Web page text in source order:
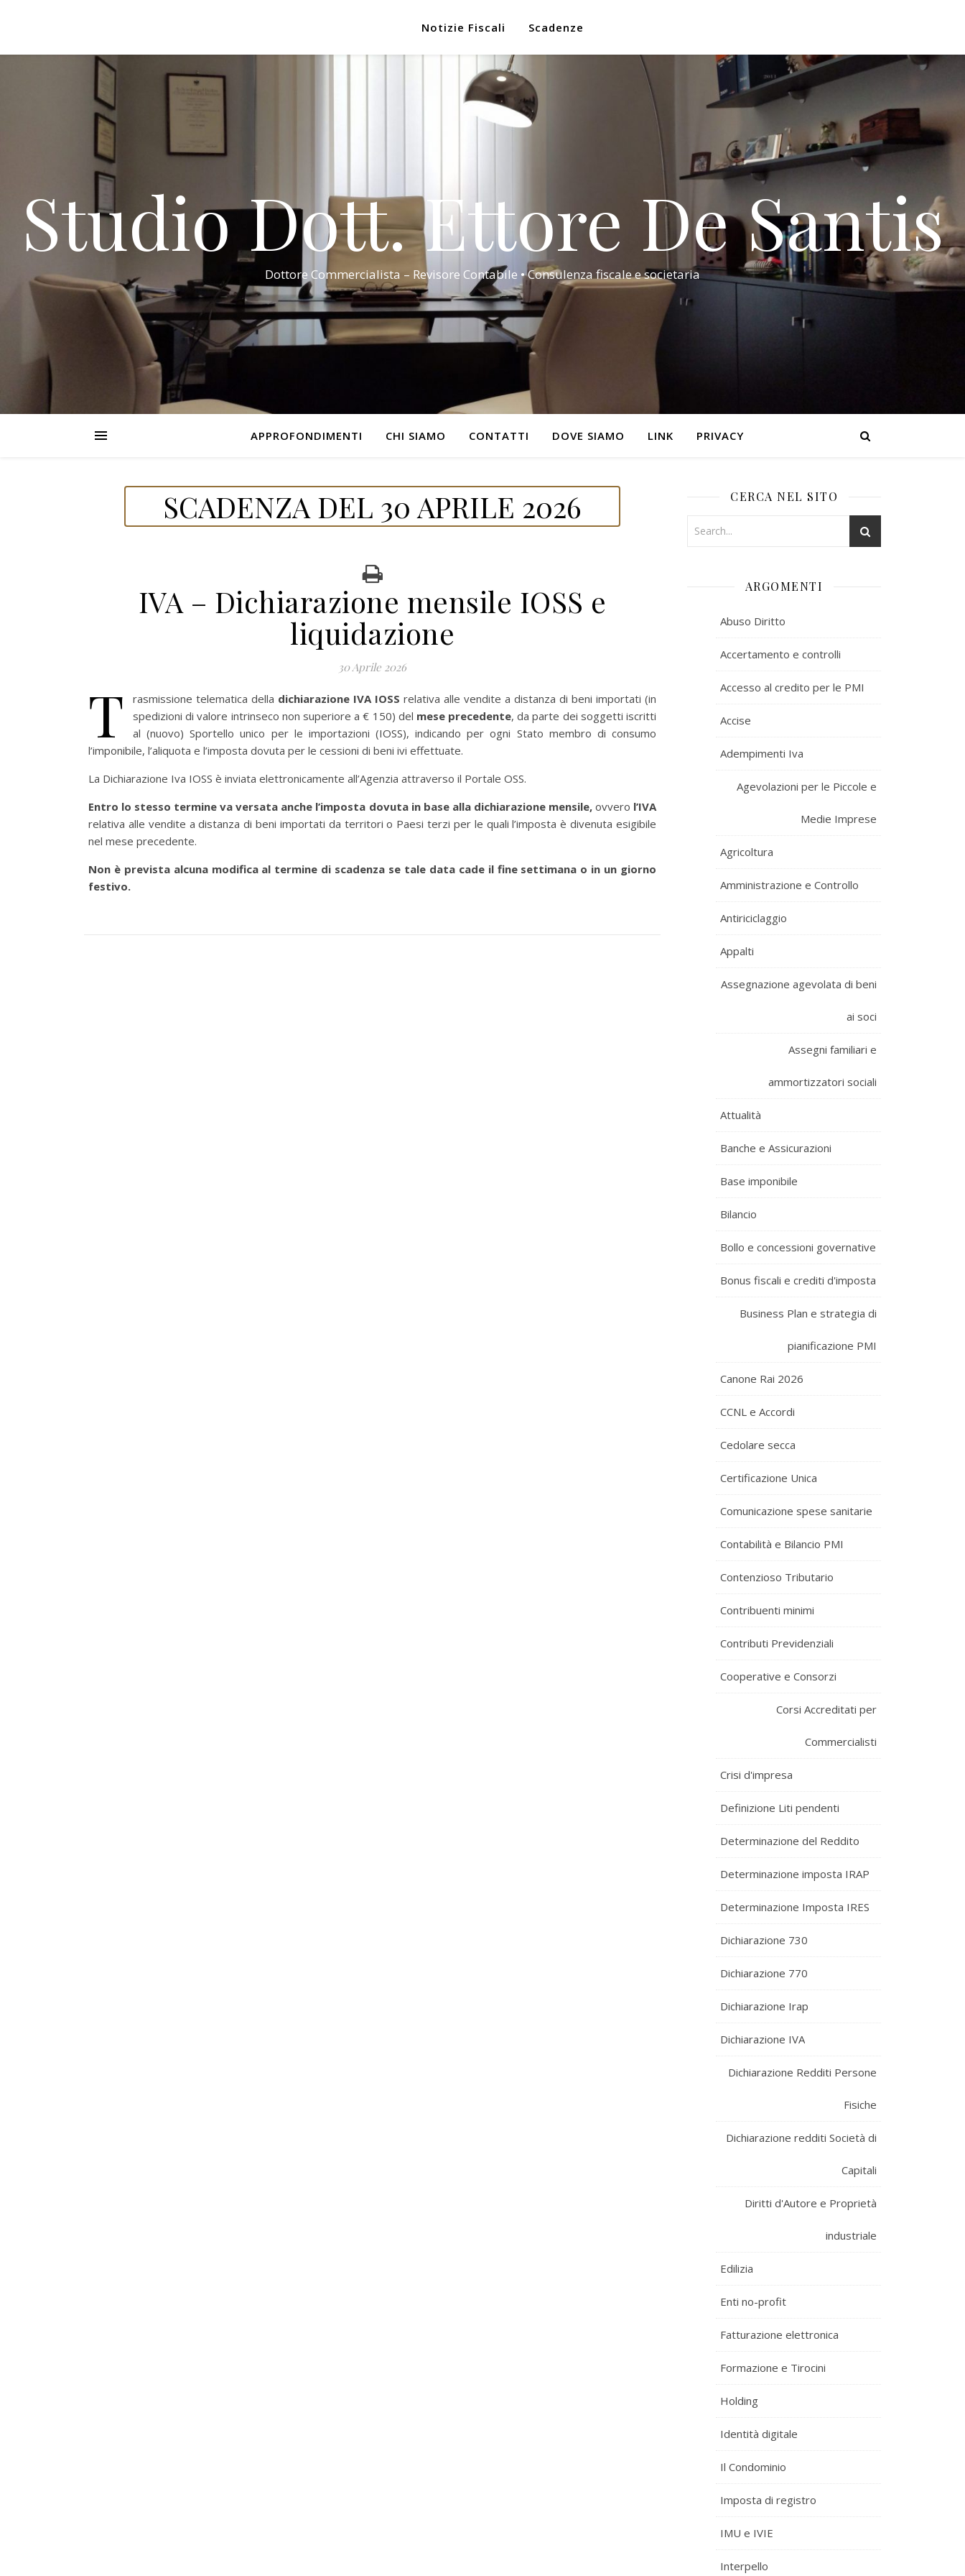
Notizie Fiscali Scadenze
Studio Dott. Ettore De Santis
Dottore Commercialista – Revisore Contabile • Consulenza fiscale e societaria
APPROFONDIMENTI CHI SIAMO CONTATTI DOVE SIAMO LINK PRIVACY
SCADENZA DEL 30 APRILE 2026
IVA – Dichiarazione mensile IOSS e
liquidazione
30 Aprile 2026
T rasmissione telematica della dichiarazione IVA IOSS relativa alle vendite a distanza di beni importati (in
spedizioni di valore intrinseco non superiore a € 150) del mese precedente, da parte dei soggetti iscritti
al (nuovo) Sportello unico per le importazioni (IOSS), indicando per ogni Stato membro di consumo
l’imponibile, l’aliquota e l’imposta dovuta per le cessioni di beni ivi effettuate.
La Dichiarazione Iva IOSS è inviata elettronicamente all’Agenzia attraverso il Portale OSS.
Entro lo stesso termine va versata anche l’imposta dovuta in base alla dichiarazione mensile,ovvero l’IVA
relativa alle vendite a distanza di beni importati da territori o Paesi terzi per le quali l’imposta è divenuta esigibile
nel mese precedente.
Non è prevista alcuna modifica al termine di scadenza se tale data cade il fine settimana o in un giorno
festivo.
CERCA NEL SITO
ARGOMENTI
Abuso Diritto
Accertamento e controlli
Accesso al credito per le PMI
Accise
Adempimenti Iva
Agevolazioni per le Piccole e
Medie Imprese
Agricoltura
Amministrazione e Controllo
Antiriciclaggio
Appalti
Assegnazione agevolata di beni
ai soci
Assegni familiari e
ammortizzatori sociali
Attualità
Banche e Assicurazioni
Base imponibile
Bilancio
Bollo e concessioni governative
Bonus fiscali e crediti d'imposta
Business Plan e strategia di
pianificazione PMI
Canone Rai 2026
CCNL e Accordi
Cedolare secca
Certificazione Unica
Comunicazione spese sanitarie
Contabilità e Bilancio PMI
Contenzioso Tributario
Contribuenti minimi
Contributi Previdenziali
Cooperative e Consorzi
Corsi Accreditati per
Commercialisti
Crisi d'impresa
Definizione Liti pendenti
Determinazione del Reddito
Determinazione imposta IRAP
Determinazione Imposta IRES
Dichiarazione 730
Dichiarazione 770
Dichiarazione Irap
Dichiarazione IVA
Dichiarazione Redditi Persone
Fisiche
Dichiarazione redditi Società di
Capitali
Diritti d'Autore e Proprietà
industriale
Edilizia
Enti no-profit
Fatturazione elettronica
Formazione e Tirocini
Holding
Identità digitale
Il Condominio
Imposta di registro
IMU e IVIE
Interpello